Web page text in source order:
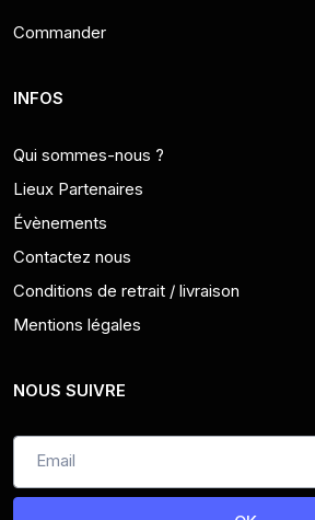
Commander
INFOS
Qui sommes-nous ?
Lieux Partenaires
Évènements
Contactez nous
Conditions de retrait / livraison
Mentions légales
NOUS SUIVRE